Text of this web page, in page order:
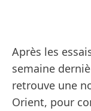
Après les
semaine
retrouve une
Orient, pour